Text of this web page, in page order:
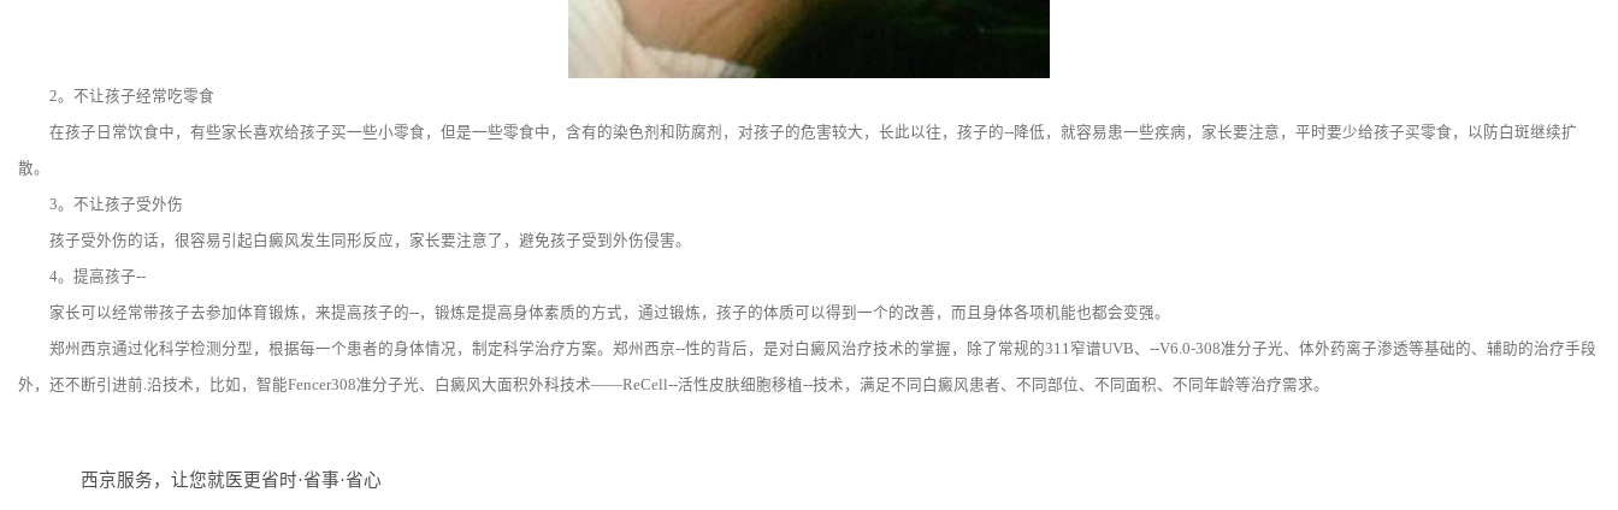
2。不让孩子经常吃零食
在孩子日常饮食中，有些家长喜欢给孩子买一些小零食，但是一些零食中，含有的染色剂和防腐剂，对孩子的危害较大，长此以往，孩子的--降低，就容易患一些疾病，家长要注意，平时要少给孩子买零食，以防白斑继续扩
散。
3。不让孩子受外伤
孩子受外伤的话，很容易引起白癜风发生同形反应，家长要注意了，避免孩子受到外伤侵害。
4。提高孩子--
家长可以经常带孩子去参加体育锻炼，来提高孩子的--，锻炼是提高身体素质的方式，通过锻炼，孩子的体质可以得到一个的改善，而且身体各项机能也都会变强。
郑州西京通过化科学检测分型，根据每一个患者的身体情况，制定科学治疗方案。郑州西京--性的背后，是对白癜风治疗技术的掌握，除了常规的311窄谱UVB、--V6.0-308准分子光、体外药离子渗透等基础的、辅助的治疗手段
外，还不断引进前.沿技术，比如，智能Fencer308准分子光、白癜风大面积外科技术——ReCell--活性皮肤细胞移植--技术，满足不同白癜风患者、不同部位、不同面积、不同年龄等治疗需求。
西京服务，让您就医更省时·省事·省心